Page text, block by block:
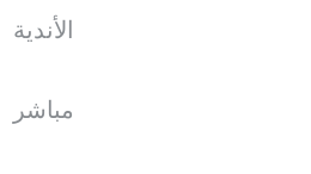
الأندية
مباشر